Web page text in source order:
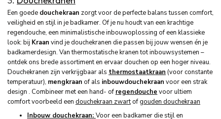
Een goede douchekraan zorgt voor de perfecte balans tussen comfort,
veiligheid en stijl in je badkamer. Of je nu houdt van een krachtige
regendouche, een minimalistische inbouwoplossing of een klassieke
look: bij Kraan vind je douchekranen die passen bij jouw wensen én je
badkamerdesign. Van thermostatische kranen tot inbouwsystemen –
ontdek ons brede assortiment en ervaar douchen op een hoger niveau.
Douchekranen zijn verkrijgbaar als thermostaatkraan (voor constante
temperatuur), mengkraan of als inbouwdouchekraan voor een strak
design . Combineer met een hand- of regendouche voor ultiem
comfort voorbeeld een douchekraan zwartofgouden douchekraan
Inbouw douchekraan: Voor een badkamer die stijl en